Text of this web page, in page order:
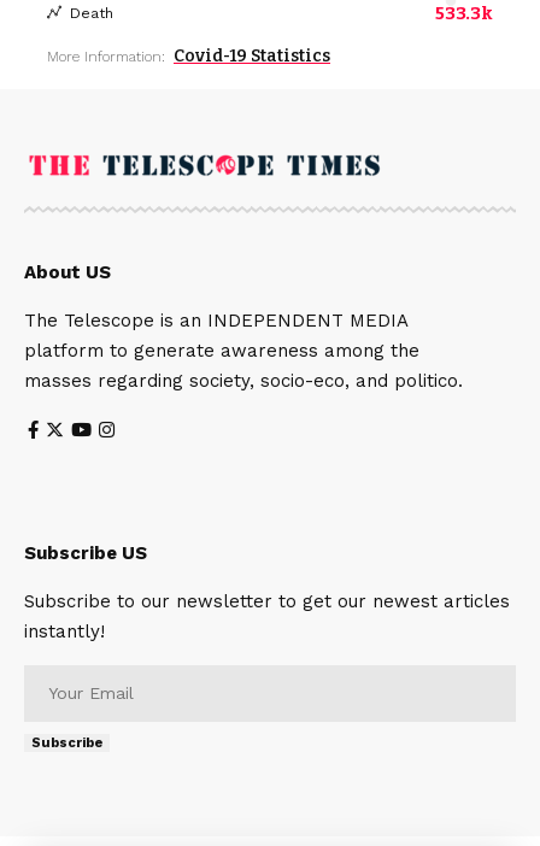
Death 533.3k
More Information: Covid-19 Statistics
About US
The Telescope is an INDEPENDENT MEDIA
platform to generate awareness among the
masses regarding society, socio-eco, and politico.
Subscribe US
Subscribe to our newsletter to get our newest articles
instantly!
Subscribe